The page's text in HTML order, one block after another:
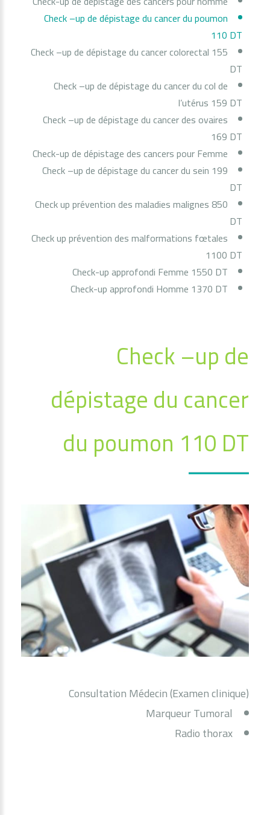
Check –up de dépistage du cancer du poumon
110 DT
Check –up de dépistage du cancer colorectal 155
DT
Check –up de dépistage du cancer du col de
l’utérus 159 DT
Check –up de dépistage du cancer des ovaires
169 DT
Check-up de dépistage des cancers pour Femme
Check –up de dépistage du cancer du sein 199
DT
Check up prévention des maladies malignes 850
DT
Check up prévention des malformations fœtales
1100 DT
Check-up approfondi Femme 1550 DT
Check-up approfondi Homme 1370 DT
Check –up de
dépistage du cancer
du poumon 110 DT
Consultation Médecin (Examen clinique)
Marqueur Tumoral
Radio thorax